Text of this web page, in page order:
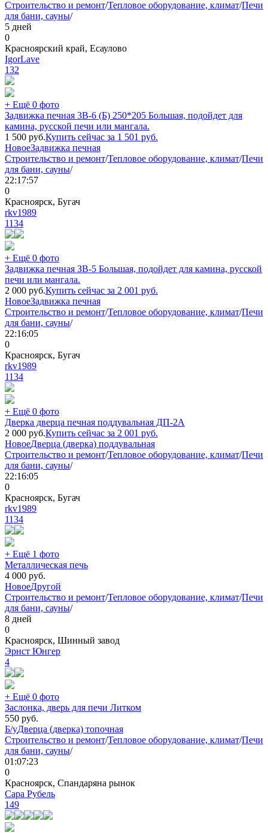
Строительство и ремонт/Тепловое оборудование, климат/Печи
для бани, сауны/
5 дней
0
Красноярский край, Есаулово
IgorLave
132
+ Ещё 0 фото
Задвижка печная 3В-6 (Б) 250*205 Большая, подойдет для
камина, русской печи или мангала.
1 500 руб.Купить сейчас за 1 501 руб.
НовоеЗадвижка печная
Строительство и ремонт/Тепловое оборудование, климат/Печи
для бани, сауны/
22:17:57
0
Красноярск, Бугач
rkv1989
1134
+ Ещё 0 фото
Задвижка печная ЗВ-5 Большая, подойдет для камина, русской
печи или мангала.
2 000 руб.Купить сейчас за 2 001 руб.
НовоеЗадвижка печная
Строительство и ремонт/Тепловое оборудование, климат/Печи
для бани, сауны/
22:16:05
0
Красноярск, Бугач
rkv1989
1134
+ Ещё 0 фото
Дверка дверца печная поддувальная ДП-2А
2 000 руб.Купить сейчас за 2 001 руб.
НовоеДверца (дверка) поддувальная
Строительство и ремонт/Тепловое оборудование, климат/Печи
для бани, сауны/
22:16:05
0
Красноярск, Бугач
rkv1989
1134
+ Ещё 1 фото
Металлическая печь
4 000 руб.
НовоеДругой
Строительство и ремонт/Тепловое оборудование, климат/Печи
для бани, сауны/
8 дней
0
Красноярск, Шинный завод
Эрнст Юнгер
4
+ Ещё 0 фото
Заслонка, дверь для печи Литком
550 руб.
Б/уДверца (дверка) топочная
Строительство и ремонт/Тепловое оборудование, климат/Печи
для бани, сауны/
01:07:23
0
Красноярск, Спандаряна рынок
Сара Рубель
149